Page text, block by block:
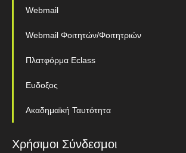
Webmail
Webmail Φοιτητών/Φοιτητριών
Πλατφόρμα Eclass
Ευδοξος
Ακαδημαϊκή Ταυτότητα
Χρήσιμοι Σύνδεσμοι